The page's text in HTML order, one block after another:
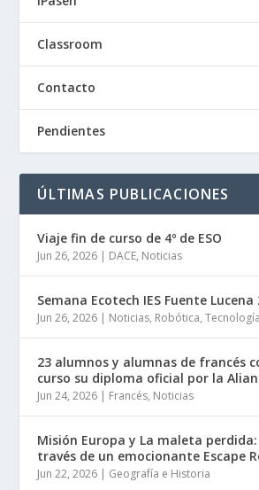
Classroom
Contacto
Pendientes
ÚLTIMAS PUBLICACIONES
Viaje fin de curso de 4º de ESO
Jun 26, 2026 | DACE, Noticias
Semana Ecotech IES Fuente Lucena
Jun 26, 2026 | Noticias, Robótica,Tecnología
23 alumnos y alumnas de francés
curso su diploma oficial por la
Jun 24, 2026 | Francés, Noticias
Misión Europa y La maleta
través de un emocionante Escape
Jun 22, 2026 | Geografía e Historia